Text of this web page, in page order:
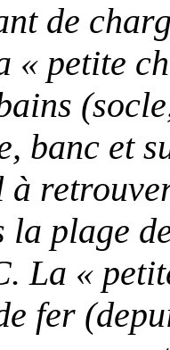
de
petite
banc et
plage
La «
fer